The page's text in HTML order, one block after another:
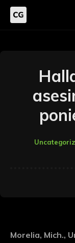
Morelia, Mich.,